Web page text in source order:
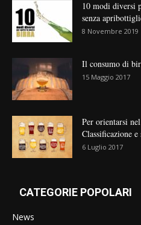
10 modi diversi
senza
8 Novembre 2019
Il consumo di
15 Maggio 2017
Per orientarsi
Classificazione
6 Luglio 2017
CATEGORIE POPOLARI
News